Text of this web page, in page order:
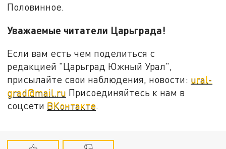
Половинное.
Уважаемые читатели Царьграда!
Если вам есть чем поделиться с
редакцией "Царьград Южный Урал",
присылайте свои наблюдения, новости: ural-
grad@mail.ru Присоединяйтесь к нам в
соцсети ВКонтакте.